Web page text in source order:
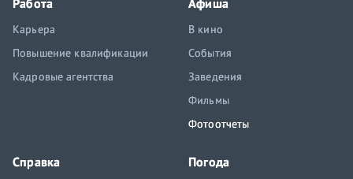
Работа
Карьера
Повышение квалификации
Кадровые агентства
Афиша
В кино
События
Заведения
Фильмы
Фотоотчеты
Справка Погода